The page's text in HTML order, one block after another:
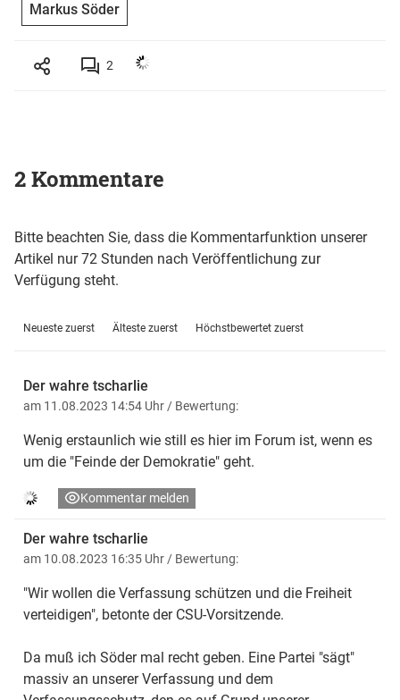
Markus Söder
2
2 Kommentare
Bitte beachten Sie, dass die Kommentarfunktion unserer
Artikel nur 72 Stunden nach Veröffentlichung zur
Verfügung steht.
Neueste zuerst Älteste zuerst Höchstbewertet zuerst
Der wahre tscharlie
am 11.08.2023 14:54 Uhr / Bewertung:
Wenig erstaunlich wie still es hier im Forum ist, wenn es
um die "Feinde der Demokratie" geht.
Kommentar melden
Der wahre tscharlie
am 10.08.2023 16:35 Uhr / Bewertung:
"Wir wollen die Verfassung schützen und die Freiheit
verteidigen", betonte der CSU-Vorsitzende.
Da muß ich Söder mal recht geben. Eine Partei "sägt"
massiv an unserer Verfassung und dem